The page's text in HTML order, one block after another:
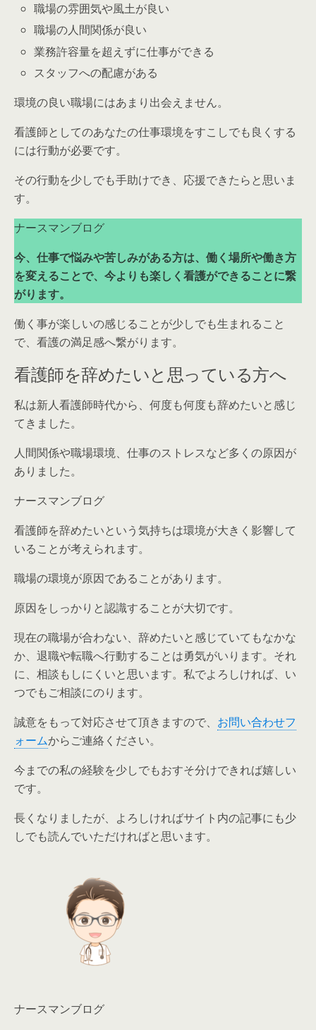
職場の雰囲気や風土が良い
職場の人間関係が良い
業務許容量を超えずに仕事ができる
スタッフへの配慮がある
環境の良い職場にはあまり出会えません。
看護師としてのあなたの仕事環境をすこしでも良くする
には行動が必要です。
その行動を少しでも手助けでき、応援できたらと思いま
す。
ナースマンブログ
今、仕事で悩みや苦しみがある方は、働く場所や働き方
を変えることで、今よりも楽しく看護ができることに繋
がります。
働く事が楽しいの感じることが少しでも生まれること
で、看護の満足感へ繋がります。
看護師を辞めたいと思っている方へ
私は新人看護師時代から、何度も何度も辞めたいと感じ
てきました。
人間関係や職場環境、仕事のストレスなど多くの原因が
ありました。
ナースマンブログ
看護師を辞めたいという気持ちは環境が大きく影響して
いることが考えられます。
職場の環境が原因であることがあります。
原因をしっかりと認識することが大切です。
現在の職場が合わない、辞めたいと感じていてもなかな
か、退職や転職へ行動することは勇気がいります。それ
に、相談もしにくいと思います。私でよろしければ、い
つでもご相談にのります。
誠意をもって対応させて頂きますので、 お問い合わせフ
ォームからご連絡ください。
今までの私の経験を少しでもおすそ分けできれば嬉しい
です。
長くなりましたが、よろしければサイト内の記事にも少
しでも読んでいただければと思います。
ナースマンブログ